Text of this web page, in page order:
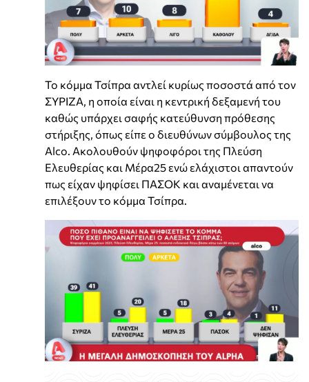
Το κόμμα Τσίπρα αντλεί κυρίως ποσοστά από τον
ΣΥΡΙΖΑ, η οποία είναι η κεντρική δεξαμενή του
καθώς υπάρχει σαφής κατεύθυνση πρόθεσης
στήριξης, όπως είπε ο διευθύνων σύμβουλος της
Alco. Ακολουθούν ψηφοφόροι της Πλεύση
Ελευθερίας και Μέρα25 ενώ ελάχιστοι απαντούν
πως είχαν ψηφίσει ΠΑΣΟΚ και αναμένεται να
επιλέξουν το κόμμα Τσίπρα.